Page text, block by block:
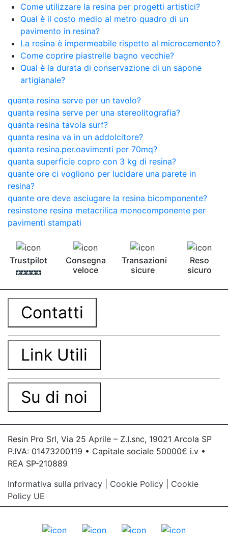
Come utilizzare la resina per progetti artistici?
Qual è il costo medio al metro quadro di un
pavimento in resina?
La resina è impermeabile rispetto al microcemento?
Come coprire piastrelle bagno vecchie?
Qual è la durata di conservazione di un sapone
artigianale?
quanta resina serve per un tavolo?
quanta resina serve per una stereolitografia?
quanta resina tavola surf?
quanta resina va in un addolcitore?
quanta resina.per.oavimenti per 70mq?
quanta superficie copro con 3 kg di resina?
quante ore ci vogliono per lucidare una parete in
resina?
quante ore deve asciugare la resina bicomponente?
resinstone resina metacrilica monocomponente per
pavimenti stampati
Trustpilot
Consegna
veloce
Transazioni
sicure
Reso
sicuro
Contatti
Link Utili
Su di noi
Resin Pro Srl, Via 25 Aprile – Z.I.snc, 19021 Arcola SP
P.IVA: 01473200119 • Capitale sociale 50000€ i.v •
REA SP-210889
Informativa sulla privacy
Cookie Policy
Cookie
Policy UE